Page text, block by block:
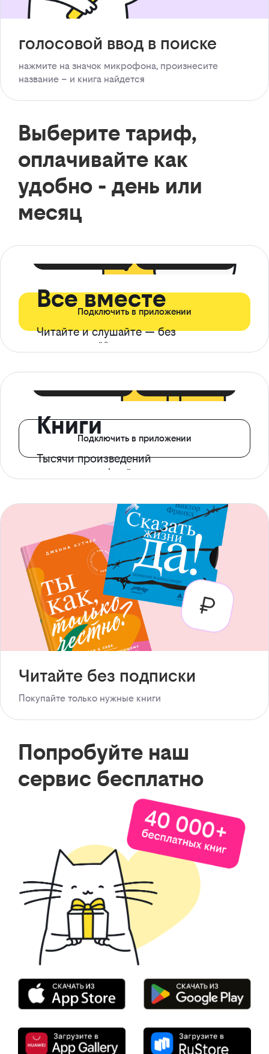
голосовой ввод в поиске
нажмите на значок микрофона, произнесите
название – и книга найдется
Выберите тариф,
оплачивайте как
удобно - день или
месяц
Все вместе
Читайте и слушайте — без
ограничений*
Подключить в приложении
Книги
Тысячи произведений
с доступом офлайн
Подключить в приложении
Читайте без подписки
Покупайте только нужные книги
Попробуйте наш
сервис бесплатно